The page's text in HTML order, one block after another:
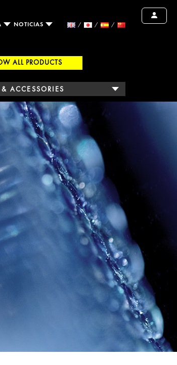
NOTICIAS
ALL PRODUCTS
ACCESSORIES